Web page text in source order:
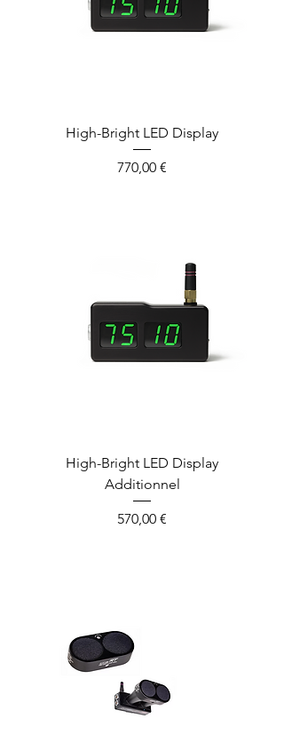
High-Bright LED Display
Prix
770,00 €
High-Bright LED Display
Additionnel
Prix
570,00 €